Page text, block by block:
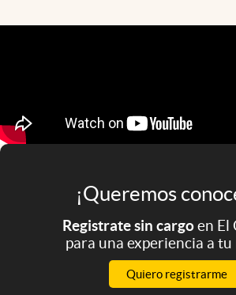
Clima
El Cronista Studio
Mediakit
Argentina¡Queremos
Registrate sin cargoen El
para una experiencia a tu
Quiero registrarme